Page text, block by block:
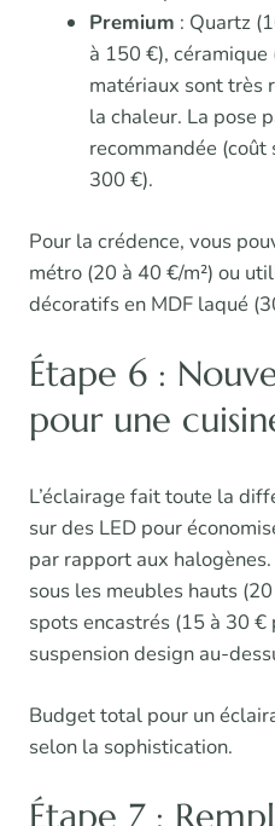
Premium : Quartz
à 150 €),
matériaux sont très
la chaleur. La pose
recommandée
300 €).
Pour la crédence, vous
métro (20 à 40 €/m²) ou
décoratifs en MDF laqué
Étape 6 :
pour une
L’éclairage fait toute la
sur des LED pour
par rapport aux
sous les meubles hauts
spots encastrés (15 à 30 €
suspension design au-
Budget total pour un
selon la sophistication.
Étape 7 :